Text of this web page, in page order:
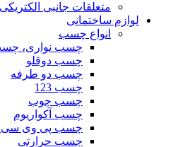
متعلقات جانبی الکتریکی
لوازم ساختمانی
انواع چسب
چسب نواری،
چسب دوقلو
چسب دو طرفه
چسب 123
چسب چوب
چسب آکواریوم
چسب پی وی سی،
چسب حرارتی